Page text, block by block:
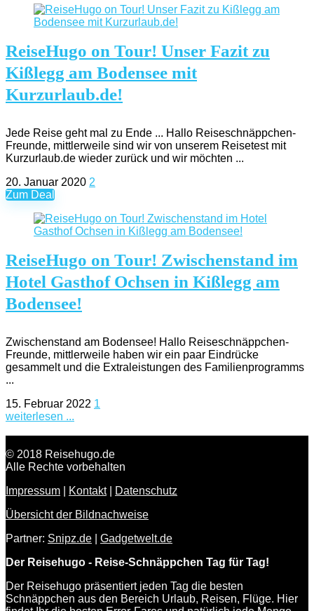
ReiseHugo on Tour! Unser Fazit zu
Kißlegg am Bodensee mit
Kurzurlaub.de!
Jede Reise geht mal zu Ende ... Hallo Reiseschnäppchen-
Freunde, mittlerweile sind wir von unserem Reisetest mit
Kurzurlaub.de wieder zurück und wir möchten ...
20. Januar 2020 2
Zum Deal
ReiseHugo on Tour! Zwischenstand im
Hotel Gasthof Ochsen in Kißlegg am
Bodensee!
Zwischenstand am Bodensee! Hallo Reiseschnäppchen-
Freunde, mittlerweile haben wir ein paar Eindrücke
gesammelt und die Extraleistungen des Familienprogramms
...
15. Februar 2022 1
weiterlesen ...
© 2018 Reisehugo.de
Alle Rechte vorbehalten
Impressum
Kontakt|
Datenschutz
Übersicht der Bildnachweise
Partner: Snipz.de
Gadgetwelt.de
Der Reisehugo - Reise-Schnäppchen Tag für Tag!
Der Reisehugo präsentiert jeden Tag die besten
Schnäppchen aus den Bereich Urlaub, Reisen, Flüge. Hier